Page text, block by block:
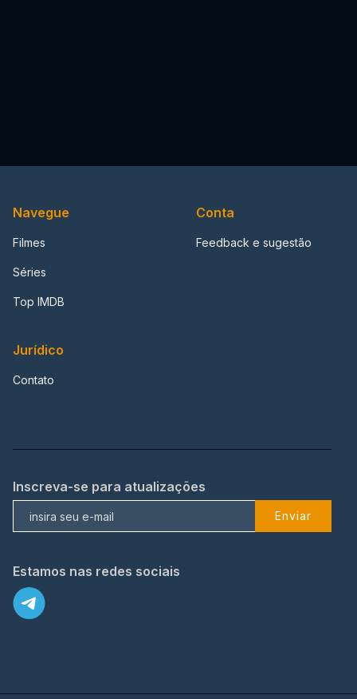
Navegue
Filmes
Séries
Top IMDB
Conta
Feedback e sugestão
Jurídico
Contato
Inscreva-se para atualizações
Enviar
Estamos nas redes sociais